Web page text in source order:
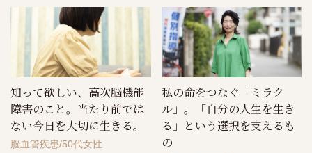
知って欲しい、高次脳機能
障害のこと。当たり前では
ない今日を大切に生きる。
脳血管疾患 50代女性
私の命をつなぐ「ミラク
ル」。「自分の人生を生き
る」という選択を支えるも
の